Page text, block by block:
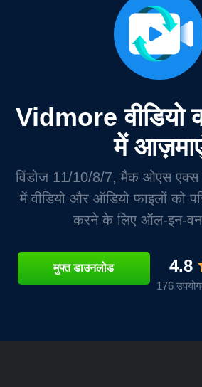
Vidmore वीडियो
में
विंडोज 11/10/8/7, मैक ओएस
में वीडियो और ऑडियो फाइलों को
करने के लिए ऑल-इन-
मुफ्त डाउनलोड 4.8
176